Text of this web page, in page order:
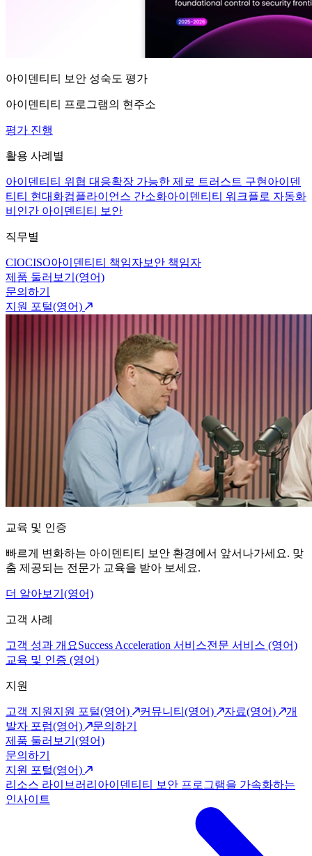
아이덴티티 보안 성숙도 평가
아이덴티티 프로그램의 현주소
평가 진행
활용 사례별
아이덴티티 위협 대응확장 가능한 제로 트러스트 구현 아이덴
티티 현대화컴플라이언스 간소화아이덴티티 워크플로 자동화
비인간 아이덴티티 보안
직무별
CIOCISO아이덴티티 책임자보안 책임자
제품 둘러보기(영어)
문의하기
지원 포털(영어)
교육 및 인증
빠르게 변화하는 아이덴티티 보안 환경에서 앞서나가세요. 맞
춤 제공되는 전문가 교육을 받아 보세요.
더 알아보기(영어)
고객 사례
고객 성과 개요Success Acceleration 서비스전문 서비스 (영어)
교육 및 인증 (영어)
지원
고객 지원 지원 포털(영어) 커뮤니티(영어) 자료(영어)
개
발자 포럼(영어)
문의하기
제품 둘러보기(영어)
문의하기
지원 포털(영어)
리소스 라이브러리 아이덴티티 보안 프로그램을 가속화하는
인사이트